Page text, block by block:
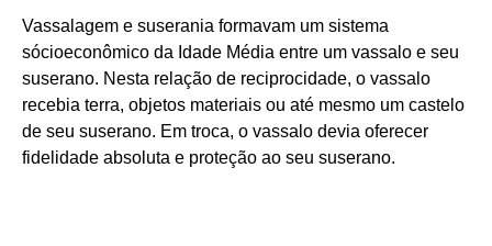
Vassalagem e suserania formavam um sistema
sócioeconômico da Idade Média entre um vassalo e seu
suserano. Nesta relação de reciprocidade, o vassalo
recebia terra, objetos materiais ou até mesmo um castelo
de seu suserano. Em troca, o vassalo devia oferecer
fidelidade absoluta e proteção ao seu suserano.